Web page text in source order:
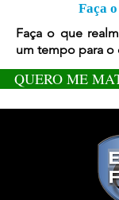
Faça
Faça o que
um tempo para o
QUERO ME